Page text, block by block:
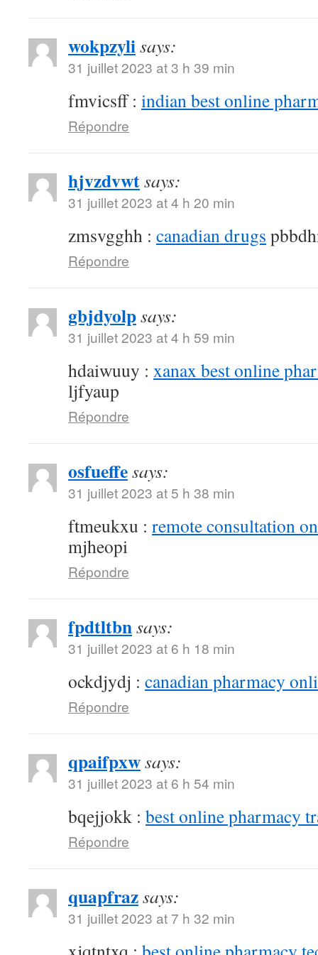
wokpzylisays:
31 juillet 2023 at 3 h 39 min
fmvicsff : indian best online
Répondre
hjvzdvwtsays:
31 juillet 2023 at 4 h 20 min
zmsvgghh : canadian drugs
Répondre
gbjdyolpsays:
31 juillet 2023 at 4 h 59 min
hdaiwuuy : xanax best online
ljfyaup
Répondre
osfueffesays:
31 juillet 2023 at 5 h 38 min
ftmeukxu : remote consultation
mjheopi
Répondre
fpdtltbnsays:
31 juillet 2023 at 6 h 18 min
ockdjydj : canadian pharmacy
Répondre
qpaifpxwsays:
31 juillet 2023 at 6 h 54 min
bqejjokk : best online pharmacy
Répondre
quapfrazsays:
31 juillet 2023 at 7 h 32 min